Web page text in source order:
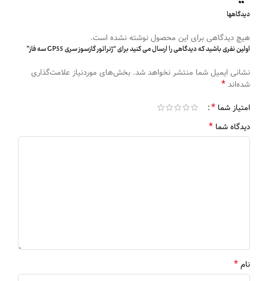
دیدگاهها
هیچ دیدگاهی برای این محصول نوشته نشده است.
اولین نفری باشید که دیدگاهی را ارسال می کنید برای “ژنراتور گازسوز سری GP55 سه فاز”
نشانی ایمیل شما منتشر نخواهد شد. بخش‌های موردنیاز علامت‌گذاری
شده‌اند*
امتیاز شما *
دیدگاه شما *
نام*